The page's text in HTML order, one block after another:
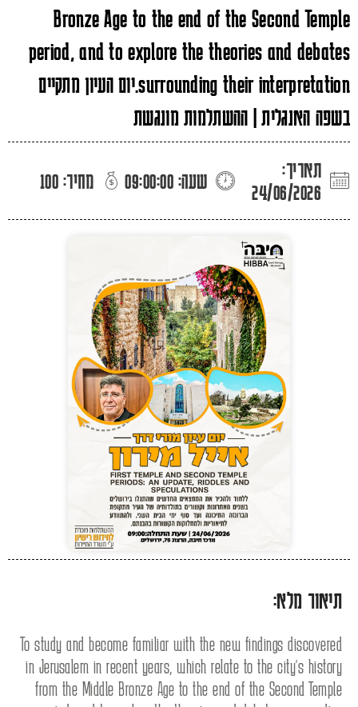
Bronze Age to the end of the Second Temple
period, and to explore the theories and debates
surrounding their interpretation.יום העיון מתקיים
בשפה האנגלית | ההשתלמות מונגשת
תאריך:
24/06/2026
שעה: 09:00:00 מחיר: 100
תיאור מלא:
To study and become familiar with the new findings discovered
in Jerusalem in recent years, which relate to the city's history
from the Middle Bronze Age to the end of the Second Temple